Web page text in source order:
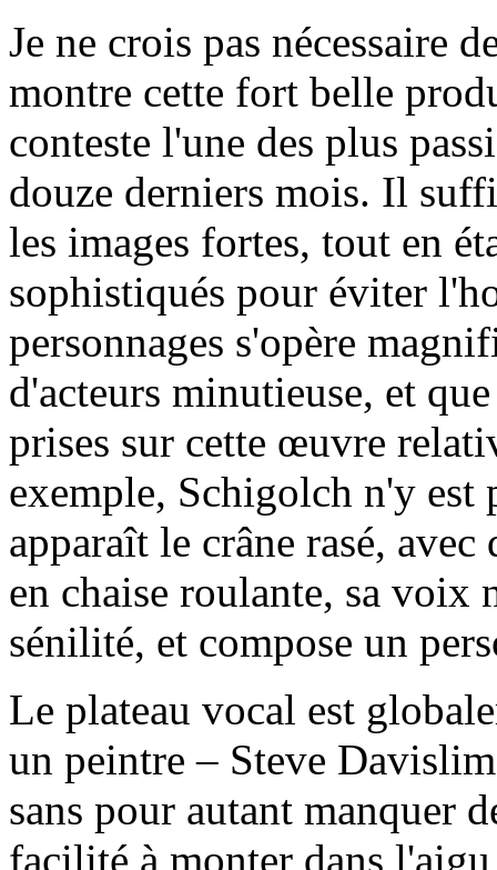
Je ne crois pas nécessaire
montre cette fort belle
conteste l'une des plus
douze derniers mois. Il
les images fortes, tout en
sophistiqués pour éviter
personnages s'opère
d'acteurs minutieuse, et
prises sur cette œuvre
exemple, Schigolch n'y
apparaît le crâne rasé, avec
en chaise roulante, sa voix
sénilité, et compose un
Le plateau vocal est
un peintre – Steve
sans pour autant manquer
facilité à monter dans